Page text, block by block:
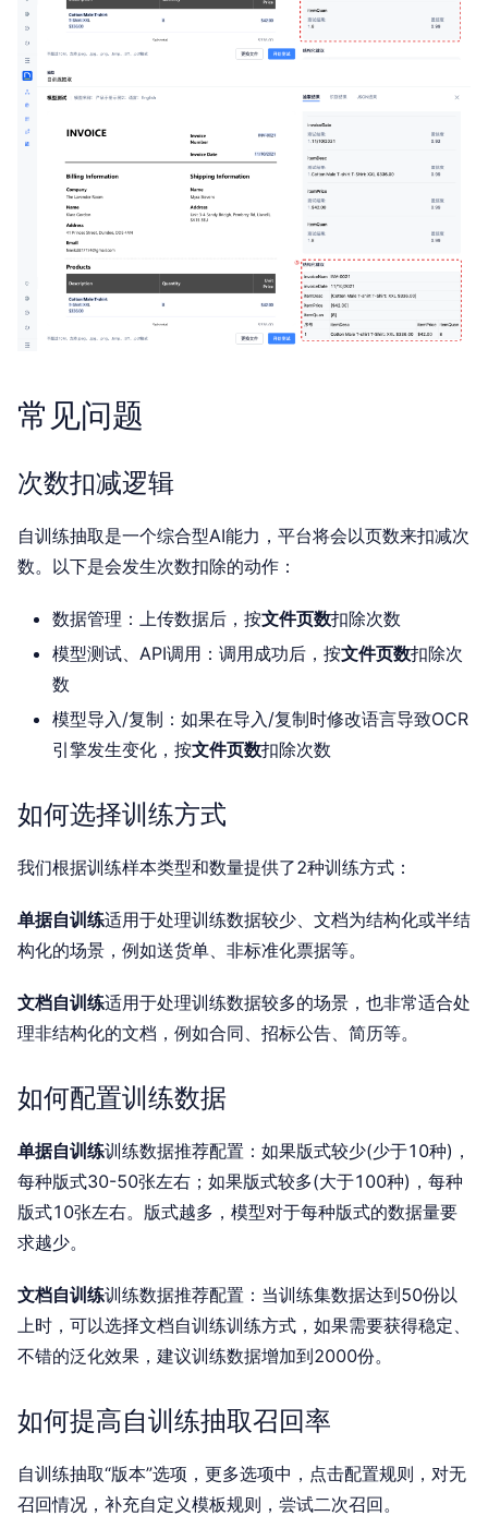
常见问题
次数扣减逻辑
自训练抽取是一个综合型AI能力，平台将会以页数来扣减次
数。以下是会发生次数扣除的动作：
数据管理：上传数据后，按文件页数扣除次数
模型测试、API调用：调用成功后，按文件页数扣除次
数
模型导入/复制：如果在导入/复制时修改语言导致OCR
引擎发生变化，按文件页数扣除次数
如何选择训练方式
我们根据训练样本类型和数量提供了2种训练方式：
单据自训练适用于处理训练数据较少、文档为结构化或半结
构化的场景，例如送货单、非标准化票据等。
文档自训练适用于处理训练数据较多的场景，也非常适合处
理非结构化的文档，例如合同、招标公告、简历等。
如何配置训练数据
单据自训练训练数据推荐配置：如果版式较少(少于10种)，
每种版式30-50张左右；如果版式较多(大于100种)，每种
版式10张左右。版式越多，模型对于每种版式的数据量要
求越少。
文档自训练训练数据推荐配置：当训练集数据达到50份以
上时，可以选择文档自训练训练方式，如果需要获得稳定、
不错的泛化效果，建议训练数据增加到2000份。
如何提高自训练抽取召回率
自训练抽取“版本”选项，更多选项中，点击配置规则，对无
召回情况，补充自定义模板规则，尝试二次召回。